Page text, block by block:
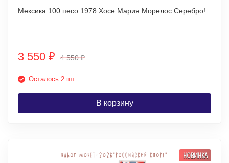
Мексика 100 песо 1978 Хосе Мария Морелос Серебро!
3 550 ₽ 4 550₽
Осталось 2 шт.
В корзину
НОВИНКА